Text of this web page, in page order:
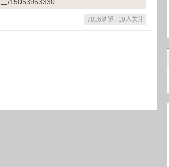
7816浏览 | 19人关注